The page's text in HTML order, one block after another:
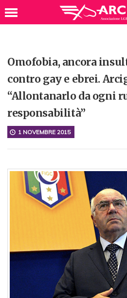
Omofobia, ancora
contro gay e ebrei.
“Allontanarlo da ogni
responsabilità”
1 NOVEMBRE 2015